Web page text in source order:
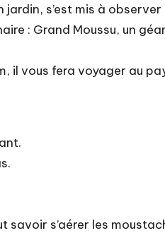
s’est mis à
: Grand Moussu, un
il vous fera voyager au
savoir s’aérer les